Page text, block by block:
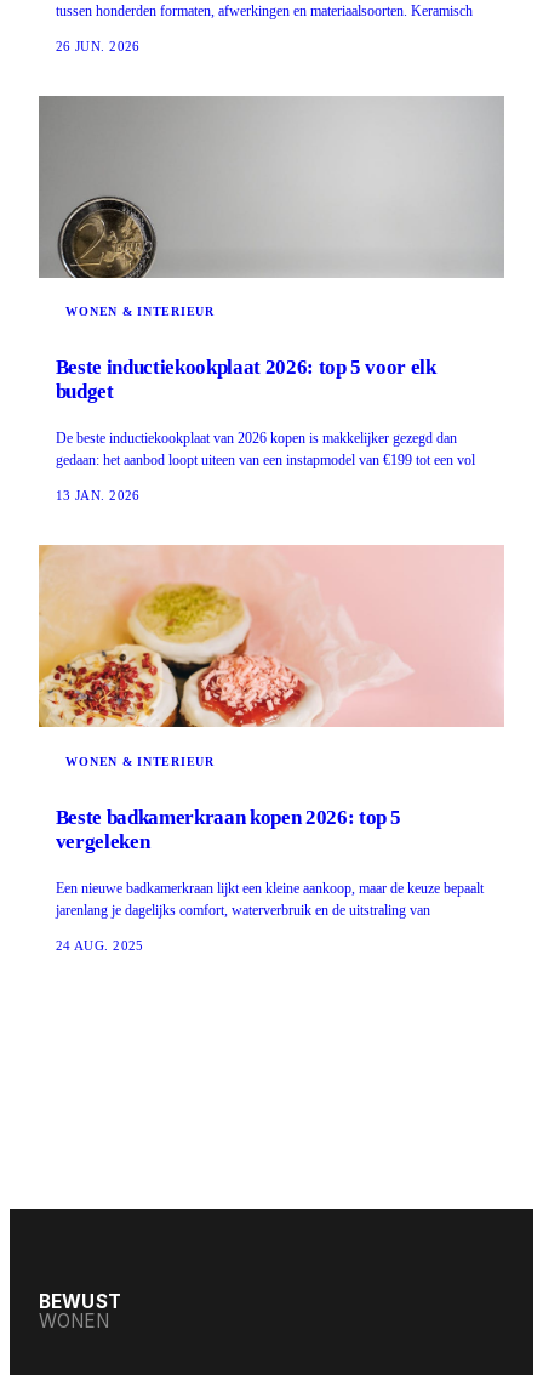
tussen honderden formaten, afwerkingen en materiaalsoorten. Keramisch
26 JUN. 2026
WONEN & INTERIEUR
Beste inductiekookplaat 2026: top 5 voor elk
budget
De beste inductiekookplaat van 2026 kopen is makkelijker gezegd dan
gedaan: het aanbod loopt uiteen van een instapmodel van €199 tot een vol
13 JAN. 2026
WONEN & INTERIEUR
Beste badkamerkraan kopen 2026: top 5
vergeleken
Een nieuwe badkamerkraan lijkt een kleine aankoop, maar de keuze bepaalt
jarenlang je dagelijks comfort, waterverbruik en de uitstraling van
24 AUG. 2025
BEWUST
WONEN